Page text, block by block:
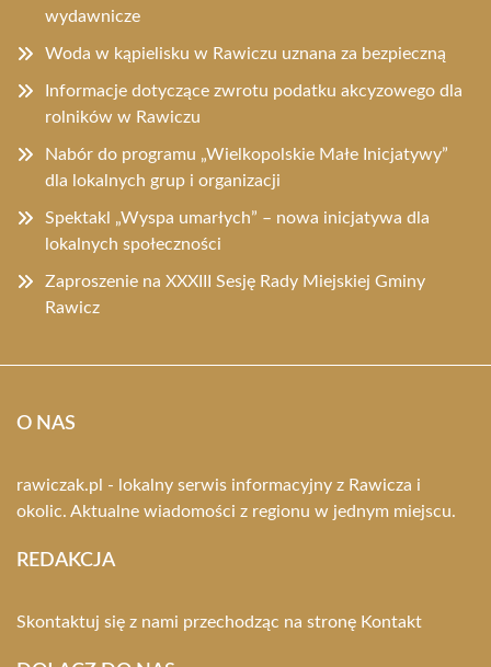
wydawnicze
Woda w kąpielisku w Rawiczu uznana za bezpieczną
Informacje dotyczące zwrotu podatku akcyzowego dla
rolników w Rawiczu
Nabór do programu „Wielkopolskie Małe Inicjatywy”
dla lokalnych grup i organizacji
Spektakl „Wyspa umarłych” – nowa inicjatywa dla
lokalnych społeczności
Zaproszenie na XXXIII Sesję Rady Miejskiej Gminy
Rawicz
O NAS
rawiczak.pl - lokalny serwis informacyjny z Rawicza i
okolic. Aktualne wiadomości z regionu w jednym miejscu.
REDAKCJA
Skontaktuj się z nami przechodząc na stronę Kontakt